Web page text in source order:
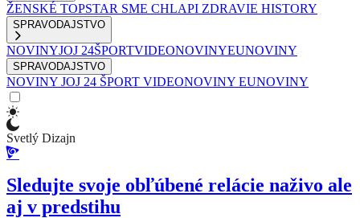
ŽENSKÉ TOPSTAR SME CHLAPI ZDRAVIE HISTORY
SPRAVODAJSTVO
NOVINYJOJ 24ŠPORTVIDEONOVINYEUNOVINY
SPRAVODAJSTVO
NOVINY JOJ 24 ŠPORT VIDEONOVINY EUNOVINY
Svetlý Dizajn
Sledujte svoje obľúbené relácie naživo ale
aj v predstihu